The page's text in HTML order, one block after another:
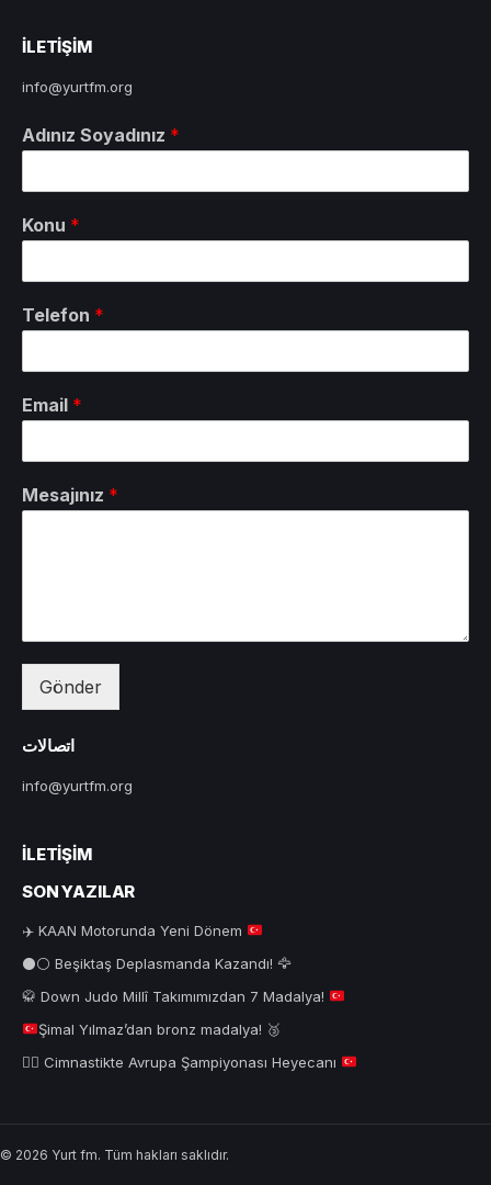
ILETIŞIM
info@yurtfm.org
Adınız Soyadınız *
Konu *
Telefon *
Email *
Mesajınız *
Gönder
اتصالات
info@yurtfm.org
İLETIŞIM
SON YAZILAR
✈️ KAAN Motorunda Yeni Dönem
⚫⚪ Beşiktaş Deplasmanda Kazandı! 🦅
🥋 Down Judo Millî Takımımızdan 7 Madalya!
Şimal Yılmaz’dan bronz madalya! 🥉
🤸‍♂️ Cimnastikte Avrupa Şampiyonası Heyecanı
© 2026 Yurt fm. Tüm hakları saklıdır.